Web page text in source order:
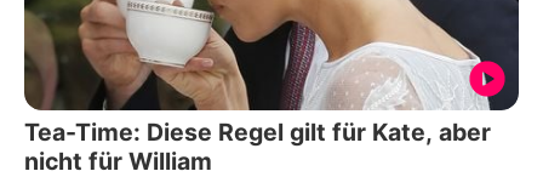
Tea-Time: Diese Regel gilt für Kate, aber
nicht für William